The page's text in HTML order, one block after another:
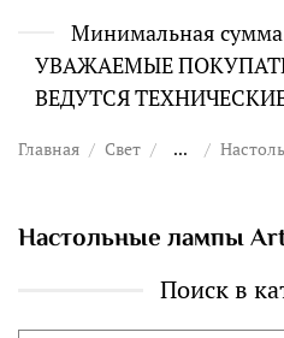
Минимальная сумма
УВАЖАЕМЫЕ
ВЕДУТСЯ
Главная Свет ...
Настольные лампы
Поиск в